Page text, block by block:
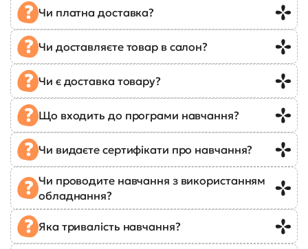
Чи платна доставка?
Чи доставляєте товар в салон?
Чи є доставка товару?
Що входить до програми навчання?
Чи видаєте сертифікати про навчання?
Чи проводите навчання з використанням
обладнання?
Яка тривалість навчання?